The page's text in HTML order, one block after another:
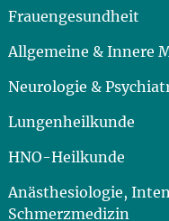
Frauengesundheit
Allgemeine & Innere
Neurologie &
Lungenheilkunde
HNO-Heilkunde
Anästhesiologie,
Schmerzmedizin